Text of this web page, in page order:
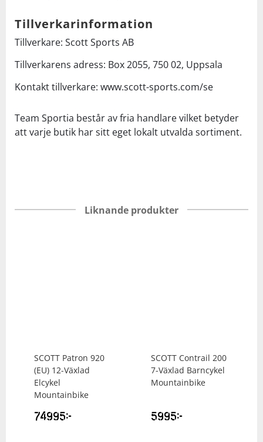
Tillverkarinformation
Tillverkare: Scott Sports AB
Tillverkarens adress: Box 2055, 750 02, Uppsala
Kontakt tillverkare: www.scott-sports.com/se
Team Sportia består av fria handlare vilket betyder
att varje butik har sitt eget lokalt utvalda sortiment.
Liknande produkter
SCOTT Patron 920
(EU) 12-Växlad
Elcykel
Mountainbike
74995kr
SCOTT Contrail 200
7-Växlad Barncykel
Mountainbike
5995kr